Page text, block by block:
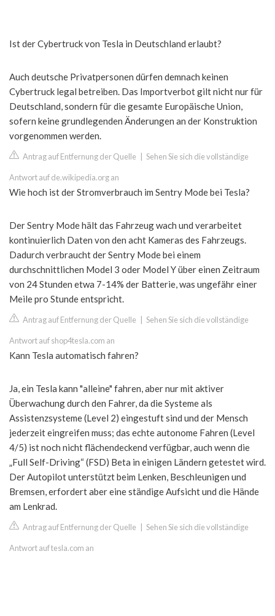
Ist der Cybertruck von Tesla in Deutschland erlaubt?
Auch deutsche Privatpersonen dürfen demnach keinen
Cybertruck legal betreiben. Das Importverbot gilt nicht nur für
Deutschland, sondern für die gesamte Europäische Union,
sofern keine grundlegenden Änderungen an der Konstruktion
vorgenommen werden.
Antrag auf Entfernung der Quelle Sehen Sie sich die vollständige
Antwort auf de.wikipedia.org an
Wie hoch ist der Stromverbrauch im Sentry Mode bei Tesla?
Der Sentry Mode hält das Fahrzeug wach und verarbeitet
kontinuierlich Daten von den acht Kameras des Fahrzeugs.
Dadurch verbraucht der Sentry Mode bei einem
durchschnittlichen Model 3 oder Model Y über einen Zeitraum
von 24 Stunden etwa 7-14% der Batterie, was ungefähr einer
Meile pro Stunde entspricht.
Antrag auf Entfernung der Quelle Sehen Sie sich die vollständige
Antwort auf shop4tesla.com an
Kann Tesla automatisch fahren?
Ja, ein Tesla kann "alleine" fahren, aber nur mit aktiver
Überwachung durch den Fahrer, da die Systeme als
Assistenzsysteme (Level 2) eingestuft sind und der Mensch
jederzeit eingreifen muss; das echte autonome Fahren (Level
4/5) ist noch nicht flächendeckend verfügbar, auch wenn die
„Full Self-Driving“ (FSD) Beta in einigen Ländern getestet wird.
Der Autopilot unterstützt beim Lenken, Beschleunigen und
Bremsen, erfordert aber eine ständige Aufsicht und die Hände
am Lenkrad.
Antrag auf Entfernung der Quelle Sehen Sie sich die vollständige
Antwort auf tesla.com an